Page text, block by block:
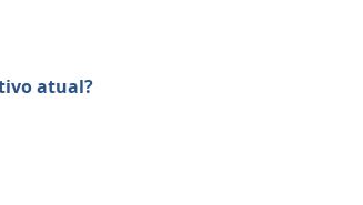
atual?